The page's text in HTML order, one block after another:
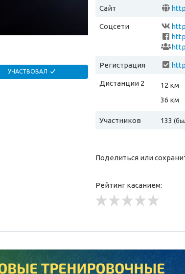
УЧАСТВОВАЛ
Сайт
Соцсети
Регистрация
Дистанции 2
12 км
36 км
Участников 133
Поделиться или
Рейтинг касанием: